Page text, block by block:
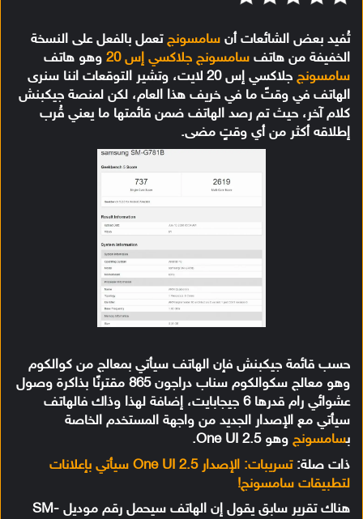
تُفيد بعض الشائعات أن سامسونج تعمل بالفعل على النسخة
الخفيفة من هاتف سامسونج جلاكسي إس 20
وهو هاتف
سامسونج
جلاكسي إس 20 لايت، وتشير التوقعات اننا سنرى
الهاتف في وقتً ما في خريف هذا العام، لكن لمنصة جيكبنش
كلام آخر، حيث تم رصد الهاتف ضمن قائمتها ما يعني قُرب
إطلاقه أكثر من أي وقتٍ مضى.
حسب قائمة جيكبنش فإن الهاتف سيأتي بمعالج من كوالكوم
وهو معالج سكوالكوم سناب دراجون 865 مقترنًا بذاكرة وصول
عشوائي رام قدرها 6 جيجابايت، إضافة لهذا وذاك فالهاتف
سيأتي مع الإصدار الجديد من واجهة المستخدم الخاصة
بسامسونج وهو One UI 2.5.
ذات صلة:
تسريبات: الإصدار One UI 2.5 سيأتي بإعلانات
لتطبيقات سامسونج!
هناك تقرير سابق يقول إن الهاتف سيحمل رقم موديل SM-